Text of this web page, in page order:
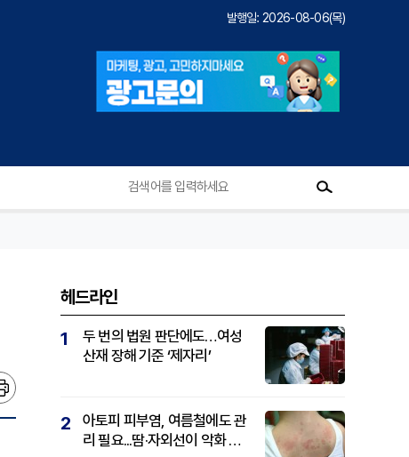
발행일: 2026-08-06(목)
헤드라인
1
두 번의 법원 판단에도…여성
산재 장해 기준 ‘제자리’
2
아토피 피부염, 여름철에도 관
리 필요...땀·자외선이 악화 요